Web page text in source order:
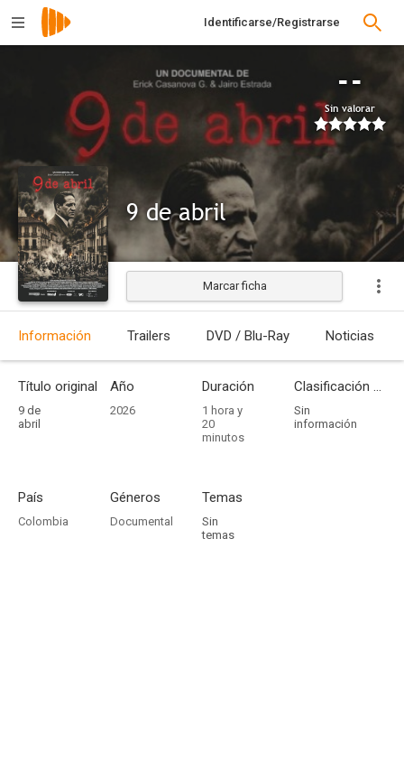
Identificarse/Registrarse
--
Sin valorar
9 de abril
Estrenada
Marcar ficha
Información Trailers DVD / Blu-Ray Noticias
Título original
9 de
abril
Año
2026
Duración
1 hora y
20
minutos
Clasificación por edades
Sin
información
País
Colombia
Géneros
Documental
Temas
Sin
temas